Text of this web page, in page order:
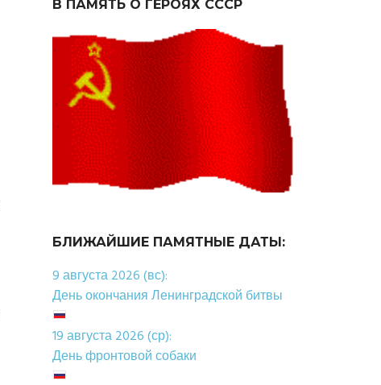
В ПАМЯТЬ О ГЕРОЯХ СССР
БЛИЖАЙШИЕ ПАМЯТНЫЕ ДАТЫ:
9 августа 2026 (вс):
День окончания Ленинградской битвы
19 августа 2026 (ср):
День фронтовой собаки